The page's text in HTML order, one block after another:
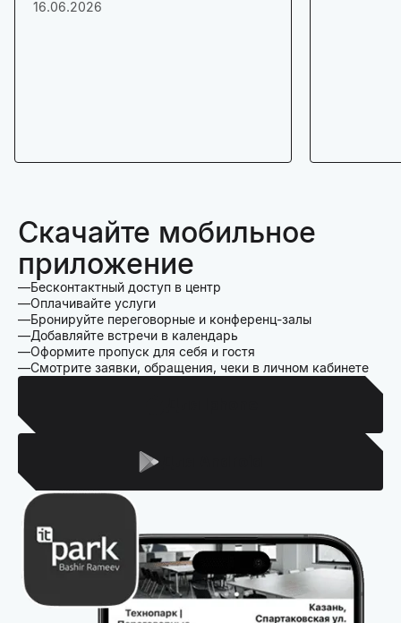
16.06.2026
Скачайте мобильное
приложение
Бесконтактный доступ в центр
Оплачивайте услуги
Бронируйте переговорные и конференц-залы
Добавляйте встречи в календарь
Оформите пропуск для себя и гостя
Смотрите заявки, обращения, чеки в личном кабинете